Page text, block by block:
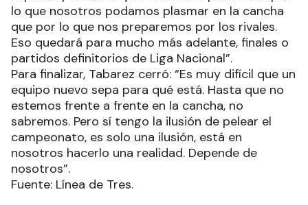
lo que nosotros podamos plasmar en la cancha
que por lo que nos preparemos por los rivales.
Eso quedará para mucho más adelante, finales o
partidos definitorios de Liga Nacional”.
Para finalizar, Tabarez cerró: “Es muy difícil que un
equipo nuevo sepa para qué está. Hasta que no
estemos frente a frente en la cancha, no
sabremos. Pero sí tengo la ilusión de pelear el
campeonato, es solo una ilusión, está en
nosotros hacerlo una realidad. Depende de
nosotros”.
Fuente: Línea de Tres.